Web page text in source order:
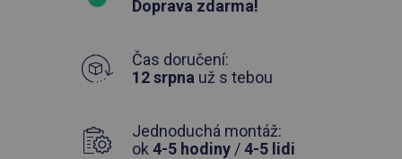
Doprava zdarma!
Čas doručení:
12 srpna už s tebou
Jednoduchá montáž:
ok 4-5 hodiny /4-5 lidi